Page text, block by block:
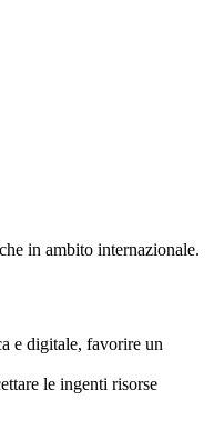
in ambito internazionale.
e digitale, favorire un
le ingenti risorse